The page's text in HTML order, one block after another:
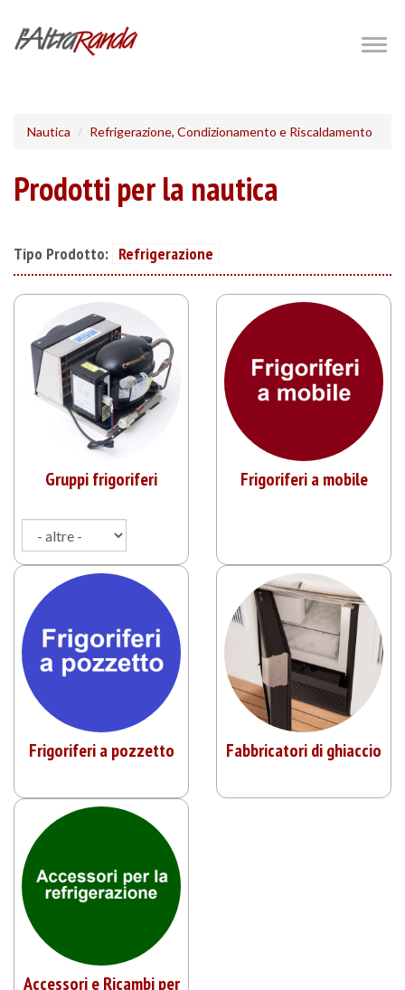
Nautica Refrigerazione, Condizionamento e Riscaldamento
Prodotti per la nautica
Tipo Prodotto: Refrigerazione
Gruppi frigoriferi Frigoriferi a mobile
Frigoriferi a pozzetto Fabbricatori di ghiaccio
Accessori e Ricambi per